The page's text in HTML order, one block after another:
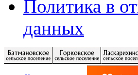
Политика в
данных